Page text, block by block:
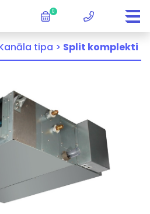
0
tipa > Split komplekti